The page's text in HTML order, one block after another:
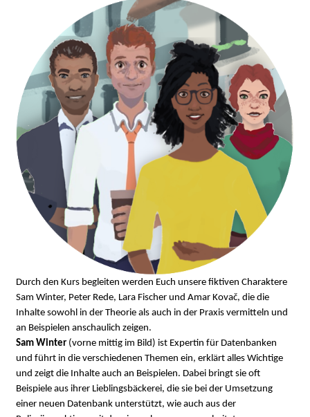
Durch den Kurs begleiten werden Euch unsere fiktiven Charaktere
Sam Winter, Peter Rede, Lara Fischer und Amar Kovač, die die
Inhalte sowohl in der Theorie als auch in der Praxis vermitteln und
an Beispielen anschaulich zeigen.
Sam Winter (vorne mittig im Bild) ist Expertin für Datenbanken
und führt in die verschiedenen Themen ein, erklärt alles Wichtige
und zeigt die Inhalte auch an Beispielen. Dabei bringt sie oft
Beispiele aus ihrer Lieblingsbäckerei, die sie bei der Umsetzung
einer neuen Datenbank unterstützt, wie auch aus der